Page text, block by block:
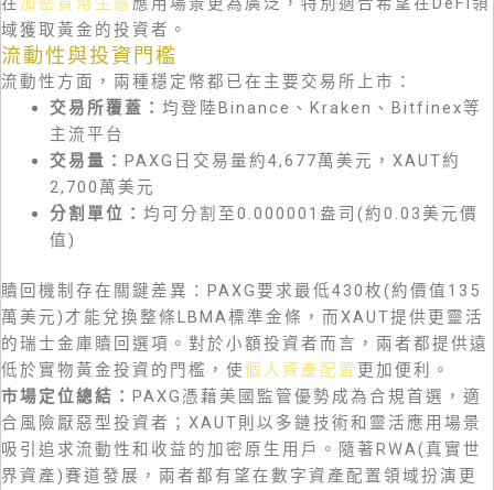
域獲取黃金的投資者。
流動性與投資門檻
流動性方面，兩種穩定幣都已在主要交易所上市：
交易所覆蓋： 均登陸Binance、Kraken、Bitfinex等
主流平台
交易量： PAXG日交易量約4,677萬美元，XAUT約
2,700萬美元
分割單位： 均可分割至0.000001盎司(約0.03美元價
值)
贖回機制存在關鍵差異：PAXG要求最低430枚(約價值135
萬美元)才能兌換整條LBMA標準金條，而XAUT提供更靈活
的瑞士金庫贖回選項。對於小額投資者而言，兩者都提供遠
低於實物黃金投資的門檻，使個人資產配置 更加便利。
市場定位總結： PAXG憑藉美國監管優勢成為合規首選，適
合風險厭惡型投資者；XAUT則以多鏈技術和靈活應用場景
吸引追求流動性和收益的加密原生用戶。隨著RWA(真實世
界資產)賽道發展，兩者都有望在數字資產配置領域扮演更